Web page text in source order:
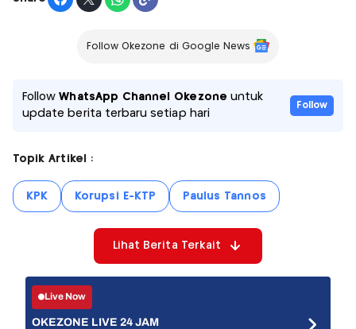
Follow Okezone di Google News
FollowWhatsApp Channel Okezone untuk
update berita terbaru setiap hari
Follow
Topik Artikel :
KPK Korupsi E-KTP Paulus Tannos
Lihat Berita Terkait
Live Now
OKEZONE LIVE 24 JAM